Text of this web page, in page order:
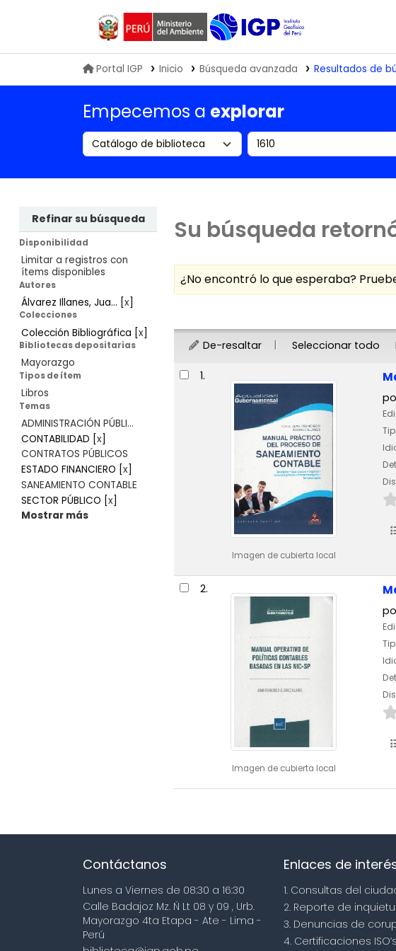
Biblioteca IGP
Portal IGP Inicio Búsqueda avanzada Resultados de
Empecemos a explorar
Search the catalog by: Buscar en el
Refinar su búsqueda
Disponibilidad
Limitar a registros con
ítems disponibles
Autores
Álvarez Illanes, Jua... [x]
Colecciones
Colección Bibliográfica [x]
Bibliotecas depositarias
Mayorazgo
Tipos de ítem
Libros
Temas
ADMINISTRACIÓN PÚBLI...
CONTABILIDAD [x]
CONTRATOS PÚBLICOS
ESTADO FINANCIERO [x]
SANEAMIENTO CONTABLE
SECTOR PÚBLICO [x]
Mostrar más
Su búsqueda
¿No encontró lo que esperaba?
De-resaltar Seleccionar todo
Resultados
1.
Imagen de cubierta local
2.
Imagen de cubierta local
Contáctanos
Lunes a Viernes de 08:30 a 16:30
Calle Badajoz Mz. Ñ Lt 08 y 09 , Urb.
Mayorazgo 4ta Etapa - Ate - Lima -
Perú
Enlaces de
1. Consultas del
2. Reporte de
3. Denuncias de
4. Certificaciones ISO’s